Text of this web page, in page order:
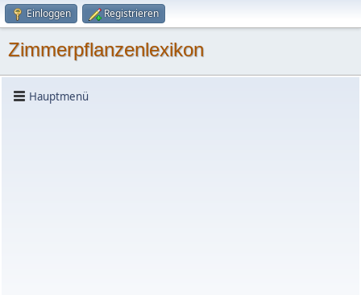
Einloggen Registrieren
Zimmerpflanzenlexikon
Hauptmenü